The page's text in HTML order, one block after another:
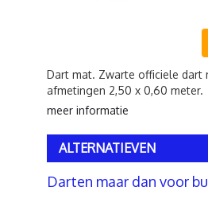
Dart mat. Zwarte officiele dart
afmetingen 2,50 x 0,60 meter.
meer informatie
ALTERNATIEVEN
Darten maar dan voor